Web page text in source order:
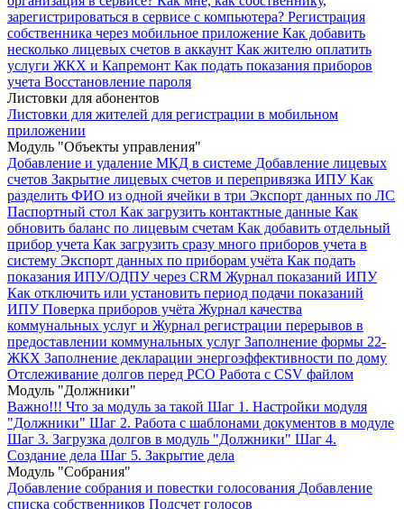
зарегистрироваться в сервисе с компьютера? Регистрация
собственника через мобильное приложение Как добавить
несколько лицевых счетов в аккаунт Как жителю оплатить
услуги ЖКХ и Капремонт Как подать показания приборов
учета Восстановление пароля
Листовки для абонентов
Листовки для жителей для регистрации в мобильном
приложении
Модуль "Объекты управления"
Добавление и удаление МКД в системе Добавление лицевых
счетов Закрытие лицевых счетов и перепривязка ИПУ Как
разделить ФИО из одной ячейки в три Экспорт данных по ЛС
Паспортный стол Как загрузить контактные данные Как
обновить баланс по лицевым счетам Как добавить отдельный
прибор учета Как загрузить сразу много приборов учета в
систему Экспорт данных по приборам учёта Как подать
показания ИПУ/ОДПУ через CRM Журнал показаний ИПУ
Как отключить или установить период подачи показаний
ИПУ Поверка приборов учёта Журнал качества
коммунальных услуг и Журнал регистрации перерывов в
предоставлении коммунальных услуг Заполнение формы 22-
ЖКХ Заполнение декларации энергоэффективности по дому
Отслеживание долгов перед РСО Работа с CSV файлом
Модуль "Должники"
Важно!!! Что за модуль за такой Шаг 1. Настройки модуля
"Должники" Шаг 2. Работа с шаблонами документов в модуле
Шаг 3. Загрузка долгов в модуль "Должники" Шаг 4.
Создание дела Шаг 5. Закрытие дела
Модуль "Собрания"
Добавление собрания и повестки голосования Добавление
списка собственников Подсчет голосов